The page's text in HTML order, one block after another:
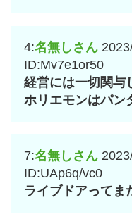
4:名無しさん
ID:Mv7e1or50
経営には一切関与
ホリエモンはパン
7:名無しさん
ID:UAp6q/vc0
ライブドアってま